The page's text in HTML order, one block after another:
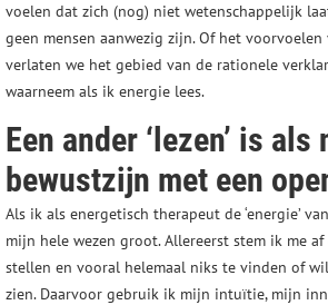
voelen dat zich (nog) niet wetenschappelijk
geen mensen aanwezig zijn. Of het
verlaten we het gebied van de rationele
waarneem als ik energie lees.
Een ander ‘lezen’ is
bewustzijn met een
Als ik als energetisch therapeut de ‘energie’
mijn hele wezen groot. Allereerst stem ik me
stellen en vooral helemaal niks te vinden of
zien. Daarvoor gebruik ik mijn intuïtie, mijn